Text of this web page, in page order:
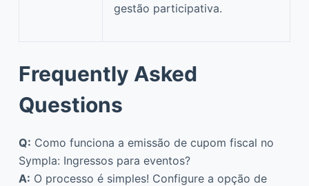
gestão participativa.
Frequently Asked
Questions
Q: Como funciona a emissão de cupom fiscal no
Sympla: Ingressos para eventos?
A: O processo é simples! Configure a opção de